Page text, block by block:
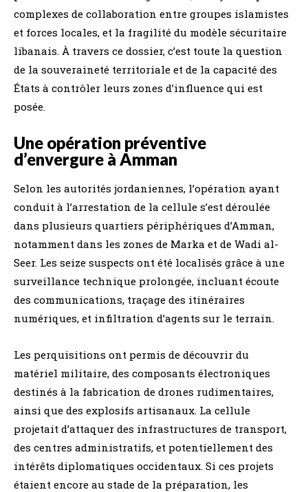
complexes de collaboration entre groupes islamistes
et forces locales, et la fragilité du modèle sécuritaire
libanais. À travers ce dossier, c’est toute la question
de la souveraineté territoriale et de la capacité des
États à contrôler leurs zones d’influence qui est
posée.
Une opération préventive
d’envergure à Amman
Selon les autorités jordaniennes, l’opération ayant
conduit à l’arrestation de la cellule s’est déroulée
dans plusieurs quartiers périphériques d’Amman,
notamment dans les zones de Marka et de Wadi al-
Seer. Les seize suspects ont été localisés grâce à une
surveillance technique prolongée, incluant écoute
des communications, traçage des itinéraires
numériques, et infiltration d’agents sur le terrain.
Les perquisitions ont permis de découvrir du
matériel militaire, des composants électroniques
destinés à la fabrication de drones rudimentaires,
ainsi que des explosifs artisanaux. La cellule
projetait d’attaquer des infrastructures de transport,
des centres administratifs, et potentiellement des
intérêts diplomatiques occidentaux. Si ces projets
étaient encore au stade de la préparation, les